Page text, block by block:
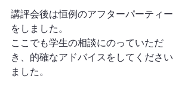
講評会後は恒例のアフターパーティー
をしました。
ここでも学生の相談にのっていただ
き、的確なアドバイスをしてください
ました。